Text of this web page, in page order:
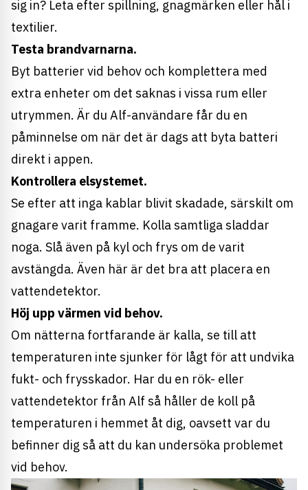
sig in? Leta efter spillning, gnagmärken eller hål i
textilier.
Testa brandvarnarna.
Byt batterier vid behov och komplettera med
extra enheter om det saknas i vissa rum eller
utrymmen. Är du Alf-användare får du en
påminnelse om när det är dags att byta batteri
direkt i appen.
Kontrollera elsystemet.
Se efter att inga kablar blivit skadade, särskilt om
gnagare varit framme. Kolla samtliga sladdar
noga. Slå även på kyl och frys om de varit
avstängda. Även här är det bra att placera en
vattendetektor.
Höj upp värmen vid behov.
Om nätterna fortfarande är kalla, se till att
temperaturen inte sjunker för lågt för att undvika
fukt- och frysskador. Har du en rök- eller
vattendetektor från Alf så håller de koll på
temperaturen i hemmet åt dig, oavsett var du
befinner dig så att du kan undersöka problemet
vid behov.